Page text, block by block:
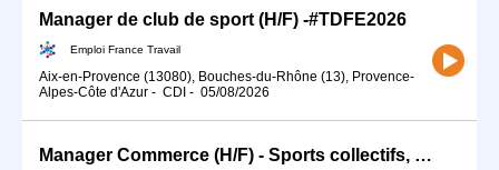
Manager de club de sport (H/F) -#TDFE2026
Emploi France Travail
Aix-en-Provence (13080), Bouches-du-Rhône (13), Provence-
Alpes-Côte d'Azur - CDI - 05/08/2026
Manager Commerce (H/F) - Sports collectifs, Nature, Running